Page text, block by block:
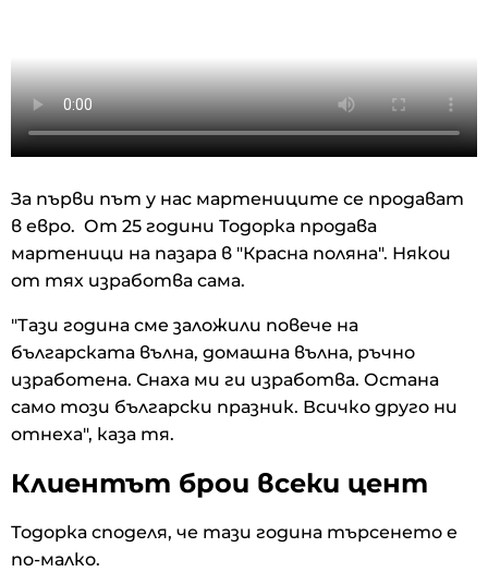
За първи път у нас мартениците се продават
в евро. От 25 години Тодорка продава
мартеници на пазара в "Красна поляна". Някои
от тях изработва сама.
"Тази година сме заложили повече на
българската вълна, домашна вълна, ръчно
изработена. Снаха ми ги изработва. Остана
само този български празник. Всичко друго ни
отнеха", каза тя.
Клиентът брои всеки цент
Тодорка споделя, че тази година търсенето е
по-малко.